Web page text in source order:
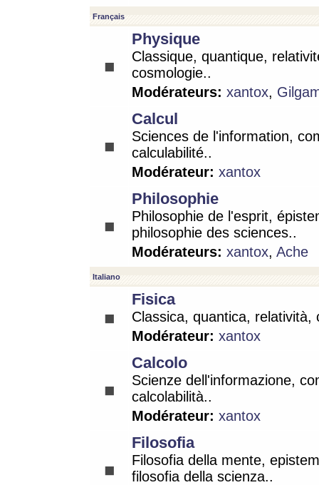
Français
Physique
Classique, quantique,
cosmologie..
Modérateurs: xantox,
Calcul
Sciences de l'information,
calculabilité..
Modérateur: xantox
Philosophie
Philosophie de l'esprit,
philosophie des sciences..
Modérateurs: xantox, Ache
Italiano
Fisica
Classica, quantica, relatività,
Modérateur: xantox
Calcolo
Scienze dell'informazione,
calcolabilità..
Modérateur: xantox
Filosofia
Filosofia della mente,
filosofia della scienza..